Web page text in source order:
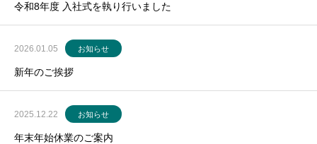
令和8年度 入社式を執り行いました
2026.01.05 お知らせ
新年のご挨拶
2025.12.22 お知らせ
年末年始休業のご案内